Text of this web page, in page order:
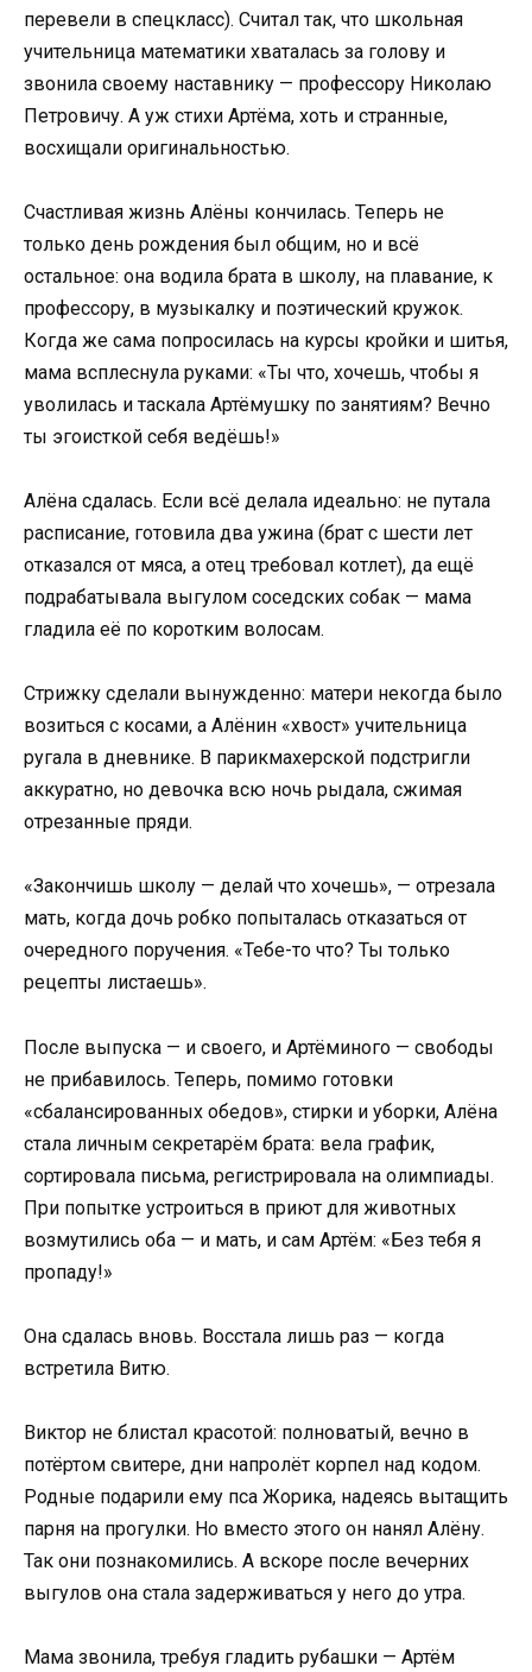
перевели в спецкласс). Считал так, что школьная
учительница математики хваталась за голову и
звонила своему наставнику — профессору Николаю
Петровичу. А уж стихи Артёма, хоть и странные,
восхищали оригинальностью.
Счастливая жизнь Алёны кончилась. Теперь не
только день рождения был общим, но и всё
остальное: она водила брата в школу, на плавание, к
профессору, в музыкалку и поэтический кружок.
Когда же сама попросилась на курсы кройки и шитья,
мама всплеснула руками: «Ты что, хочешь, чтобы я
уволилась и таскала Артёмушку по занятиям? Вечно
ты эгоисткой себя ведёшь!»
Алёна сдалась. Если всё делала идеально: не путала
расписание, готовила два ужина (брат с шести лет
отказался от мяса, а отец требовал котлет), да ещё
подрабатывала выгулом соседских собак — мама
гладила её по коротким волосам.
Стрижку сделали вынужденно: матери некогда было
возиться с косами, а Алёнин «хвост» учительница
ругала в дневнике. В парикмахерской подстригли
аккуратно, но девочка всю ночь рыдала, сжимая
отрезанные пряди.
«Закончишь школу — делай что хочешь», — отрезала
мать, когда дочь робко попыталась отказаться от
очередного поручения. «Тебе-то что? Ты только
рецепты листаешь».
После выпуска — и своего, и Артёминого — свободы
не прибавилось. Теперь, помимо готовки
«сбалансированных обедов», стирки и уборки, Алёна
стала личным секретарём брата: вела график,
сортировала письма, регистрировала на олимпиады.
При попытке устроиться в приют для животных
возмутились оба — и мать, и сам Артём: «Без тебя я
пропаду!»
Она сдалась вновь. Восстала лишь раз — когда
встретила Витю.
Виктор не блистал красотой: полноватый, вечно в
потёртом свитере, дни напролёт корпел над кодом.
Родные подарили ему пса Жорика, надеясь вытащить
парня на прогулки. Но вместо этого он нанял Алёну.
Так они познакомились. А вскоре после вечерних
выгулов она стала задерживаться у него до утра.
Мама звонила, требуя гладить рубашки — Артём